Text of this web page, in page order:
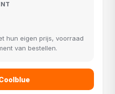
hun eigen prijs, voorraad
van bestellen.